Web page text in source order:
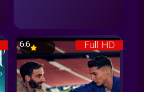
Full HD
6.6